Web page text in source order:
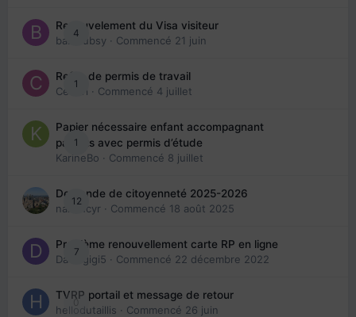
4
Renouvelement du Visa visiteur
babibubsy · Commencé 21 juin
1
Refus de permis de travail
Cedbri · Commencé 4 juillet
1
Papier nécessaire enfant accompagnant
parents avec permis d’étude
KarineBo · Commencé 8 juillet
12
Demande de citoyenneté 2025-2026
nanancyr · Commencé 18 août 2025
7
Problème renouvellement carte RP en ligne
Davidgigi5 · Commencé 22 décembre 2022
0
TVRP portail et message de retour
hellodutaillis · Commencé 26 juin